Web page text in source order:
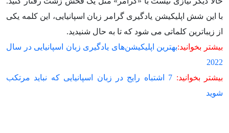
با این شش اپلیکیشن یادگیری گرامر زبان اسپانیایی، این کلمه یکی
از زیباترین کلماتی می شود که تا به حال شنیدید.
بیشتر بخوانید:بهترین اپلیکیشن‌های یادگیری زبان اسپانیایی در سال
2022
بیشتر بخوانید:
7 اشتباه رایج در زبان اسپانیایی که نباید مرتکب
شوید